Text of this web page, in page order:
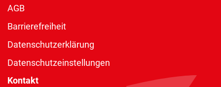
AGB
Barrierefreiheit
Datenschutzerklärung
Datenschutzeinstellungen
Kontakt